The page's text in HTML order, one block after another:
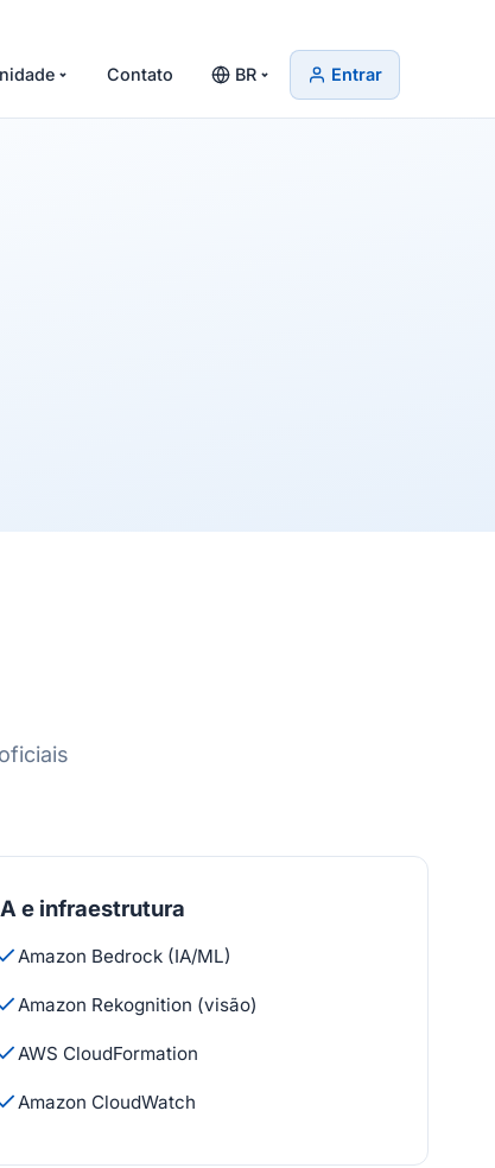
Contato BR Entrar
e infraestrutura
Amazon Bedrock (IA/ML)
Amazon Rekognition (visão)
AWS CloudFormation
Amazon CloudWatch